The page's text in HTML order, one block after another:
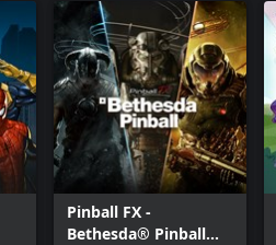
Pinball FX -
Bethesda® Pinball